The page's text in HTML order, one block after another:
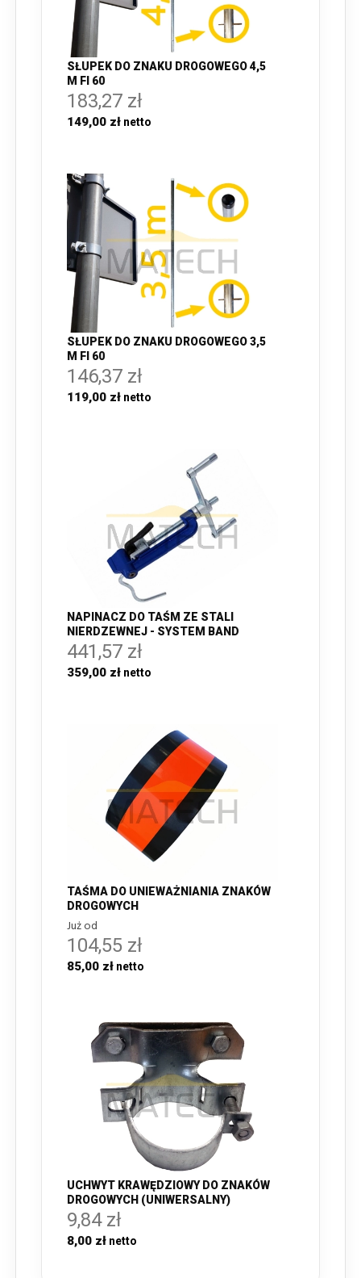
SŁUPEK DO ZNAKU DROGOWEGO 4,5
M FI 60
183,27 zł
149,00 zł
SŁUPEK DO ZNAKU DROGOWEGO 3,5
M FI 60
146,37 zł
119,00 zł
NAPINACZ DO TAŚM ZE STALI
NIERDZEWNEJ - SYSTEM BAND
441,57 zł
359,00 zł
TAŚMA DO UNIEWAŻNIANIA ZNAKÓW
DROGOWYCH
Już od
104,55 zł
85,00 zł
UCHWYT KRAWĘDZIOWY DO ZNAKÓW
DROGOWYCH (UNIWERSALNY)
9,84 zł
8,00 zł